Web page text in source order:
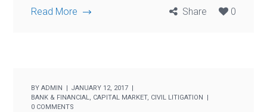
Read More Share 0
BYADMIN
JANUARY 12, 2017
BANK & FINANCIAL, CAPITAL MARKET, CIVIL LITIGATION
0 COMMENTS